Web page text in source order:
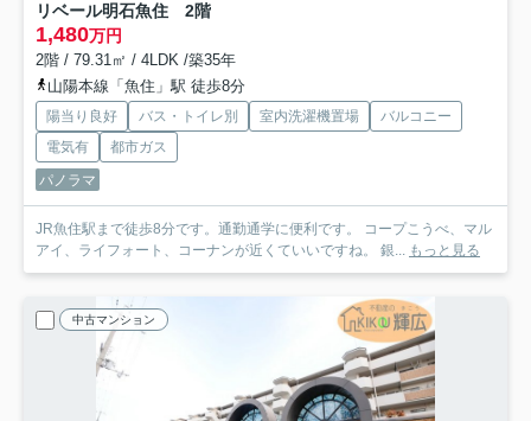
リベール明石魚住 2階
1,480万円
2階 / 79.31㎡ / 4LDK /築35年
山陽本線「魚住」駅 徒歩8分
陽当り良好 バス・トイレ別 室内洗濯機置場
バルコニー
電気有
都市ガス
パノラマ
JR魚住駅まで徒歩8分です。通勤通学に便利です。 コープこうべ、マル
アイ、ライフォート、コーナンが近くていいですね。 銀... もっと見る
中古マンション